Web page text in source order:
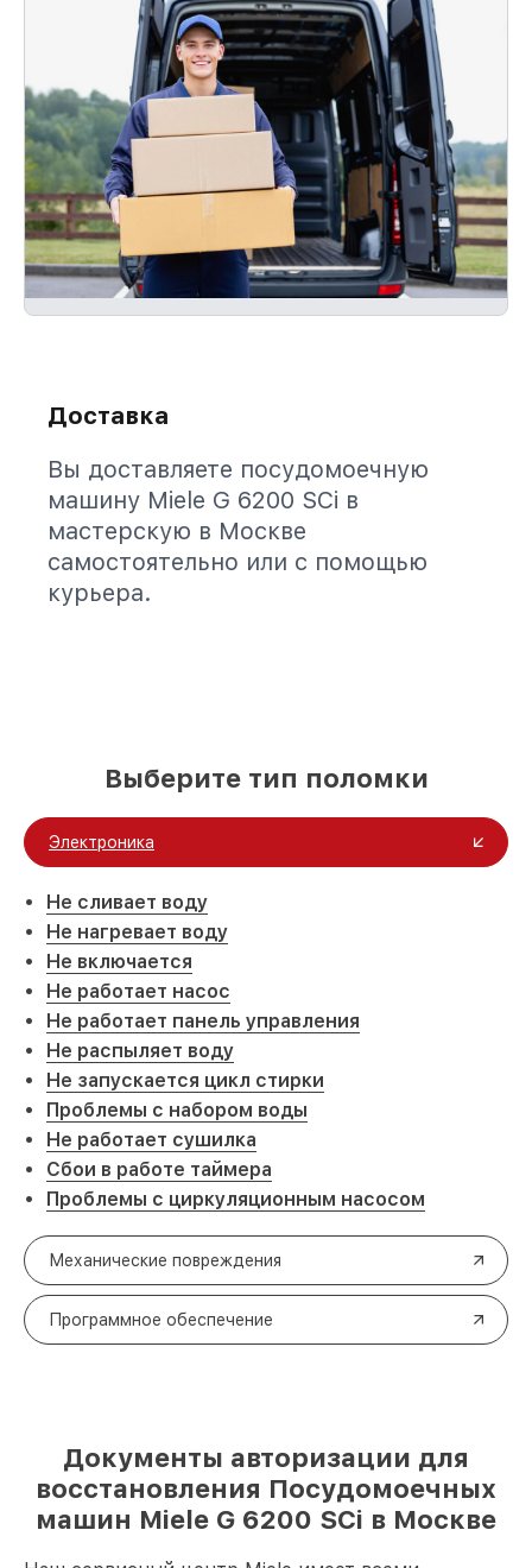
Доставка
Вы доставляете посудомоечную
машину Miele G 6200 SCi в
мастерскую в Москве
самостоятельно или с помощью
курьера.
Выберите тип поломки
Электроника
Не сливает воду
Не нагревает воду
Не включается
Не работает насос
Не работает панель управления
Не распыляет воду
Не запускается цикл стирки
Проблемы с набором воды
Не работает сушилка
Сбои в работе таймера
Проблемы с циркуляционным насосом
Механические повреждения
Программное обеспечение
Документы авторизации для
восстановления Посудомоечных
машин Miele G 6200 SCi в Москве